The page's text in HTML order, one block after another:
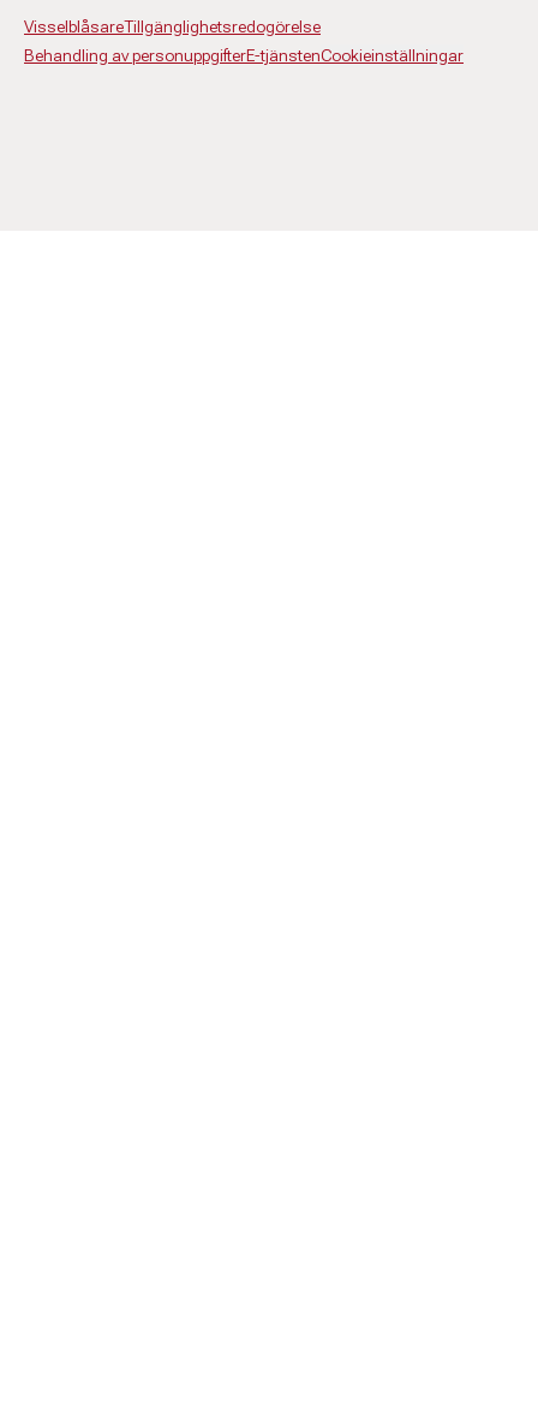
VisselblåsareTillgänglighetsredogörelse
Behandling av personuppgifterE-tjänstenCookieinställningar